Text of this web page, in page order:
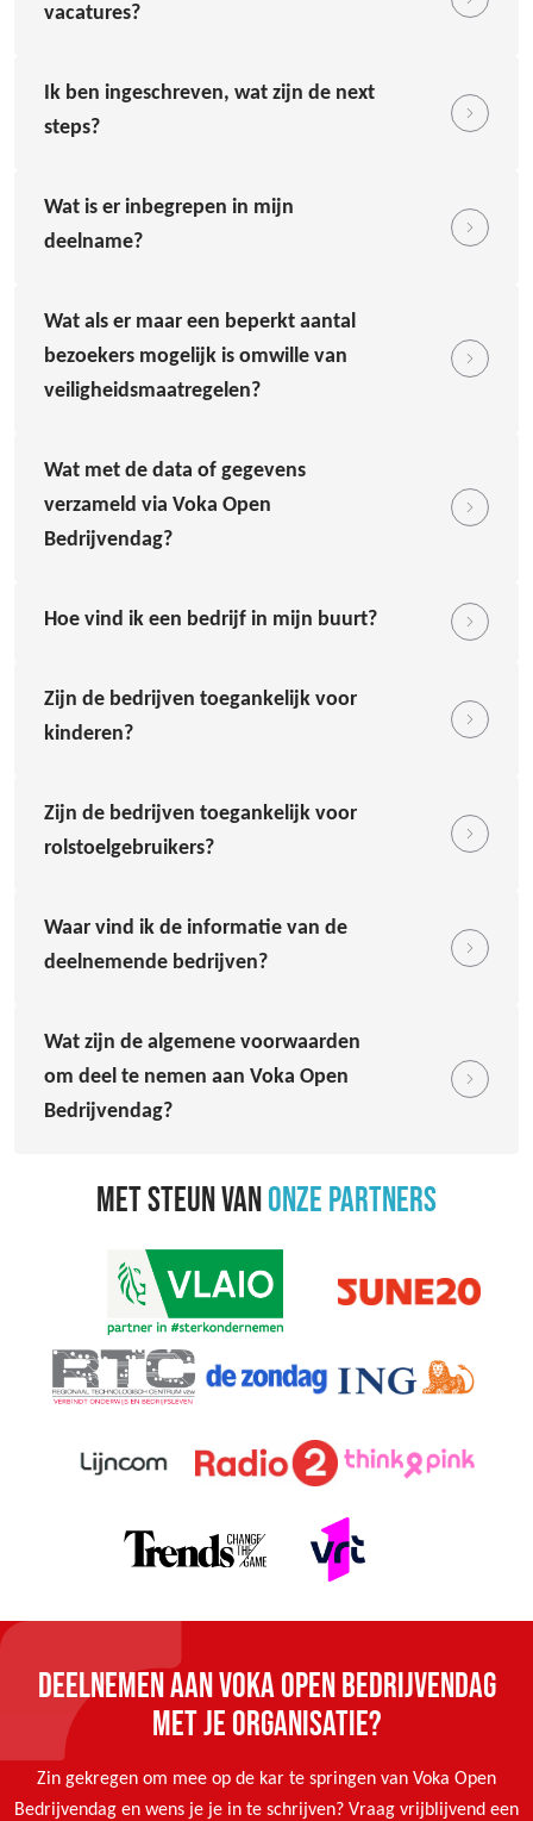
vacatures?
Ik ben ingeschreven, wat zijn de next
steps?
Wat is er inbegrepen in mijn
deelname?
Wat als er maar een beperkt aantal
bezoekers mogelijk is omwille van
veiligheidsmaatregelen?
Wat met de data of gegevens
verzameld via Voka Open
Bedrijvendag?
Hoe vind ik een bedrijf in mijn buurt?
Zijn de bedrijven toegankelijk voor
kinderen?
Zijn de bedrijven toegankelijk voor
rolstoelgebruikers?
Waar vind ik de informatie van de
deelnemende bedrijven?
Wat zijn de algemene voorwaarden
om deel te nemen aan Voka Open
Bedrijvendag?
MET STEUN VANONZE PARTNERS
DEELNEMEN AAN VOKA OPEN BEDRIJVENDAG
MET JE ORGANISATIE?
Zin gekregen om mee op de kar te springen van Voka Open
Bedrijvendag en wens je je in te schrijven? Vraag vrijblijvend een